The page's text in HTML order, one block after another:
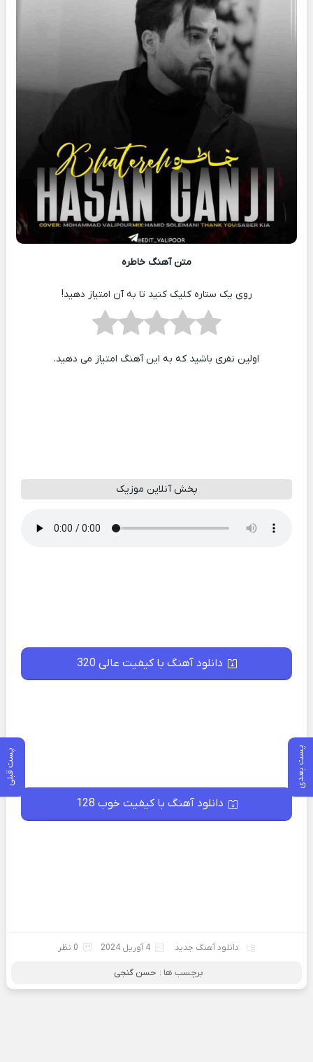
پست بعدی پست قبلی
متن آهنگ خاطره
روی یک ستاره کلیک کنید تا به آن امتیاز دهید!
اولین نفری باشید که به این آهنگ امتیاز می دهید.
پخش آنلاین موزیک
دانلود آهنگ با کیفیت عالی 320
دانلود آهنگ با کیفیت خوب 128
دانلود آهنگ جدید 4 آوریل 2024 0 نظر
برچسب ها : حسن گنجی